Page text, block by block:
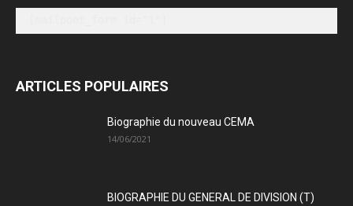
ARTICLES POPULAIRES
Biographie du nouveau CEMA
14/06/2021
BIOGRAPHIE DU GENERAL DE DIVISION (T)